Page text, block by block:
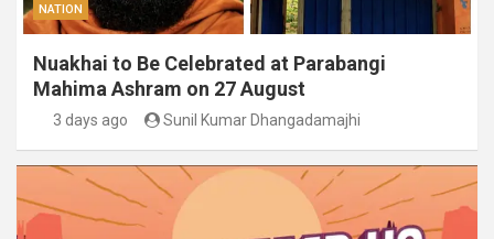
NATION
Nuakhai to Be Celebrated at Parabangi
Mahima Ashram on 27 August
3 days ago Sunil Kumar Dhangadamajhi